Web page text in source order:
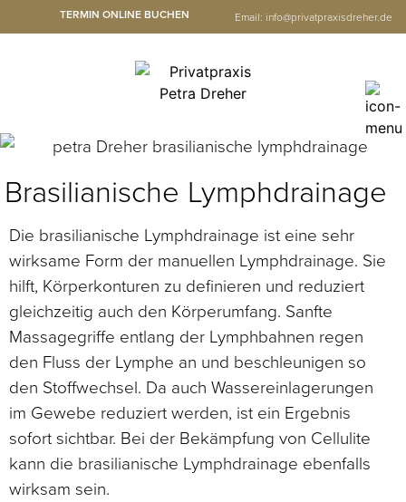
TERMIN ONLINE BUCHEN Email: info@privatpraxisdreher.de
Brasilianische Lymphdrainage
Die brasilianische Lymphdrainage ist eine sehr
wirksame Form der manuellen Lymphdrainage. Sie
hilft, Körperkonturen zu definieren und reduziert
gleichzeitig auch den Körperumfang. Sanfte
Massagegriffe entlang der Lymphbahnen regen
den Fluss der Lymphe an und beschleunigen so
den Stoffwechsel. Da auch Wassereinlagerungen
im Gewebe reduziert werden, ist ein Ergebnis
sofort sichtbar. Bei der Bekämpfung von Cellulite
kann die brasilianische Lymphdrainage ebenfalls
wirksam sein.